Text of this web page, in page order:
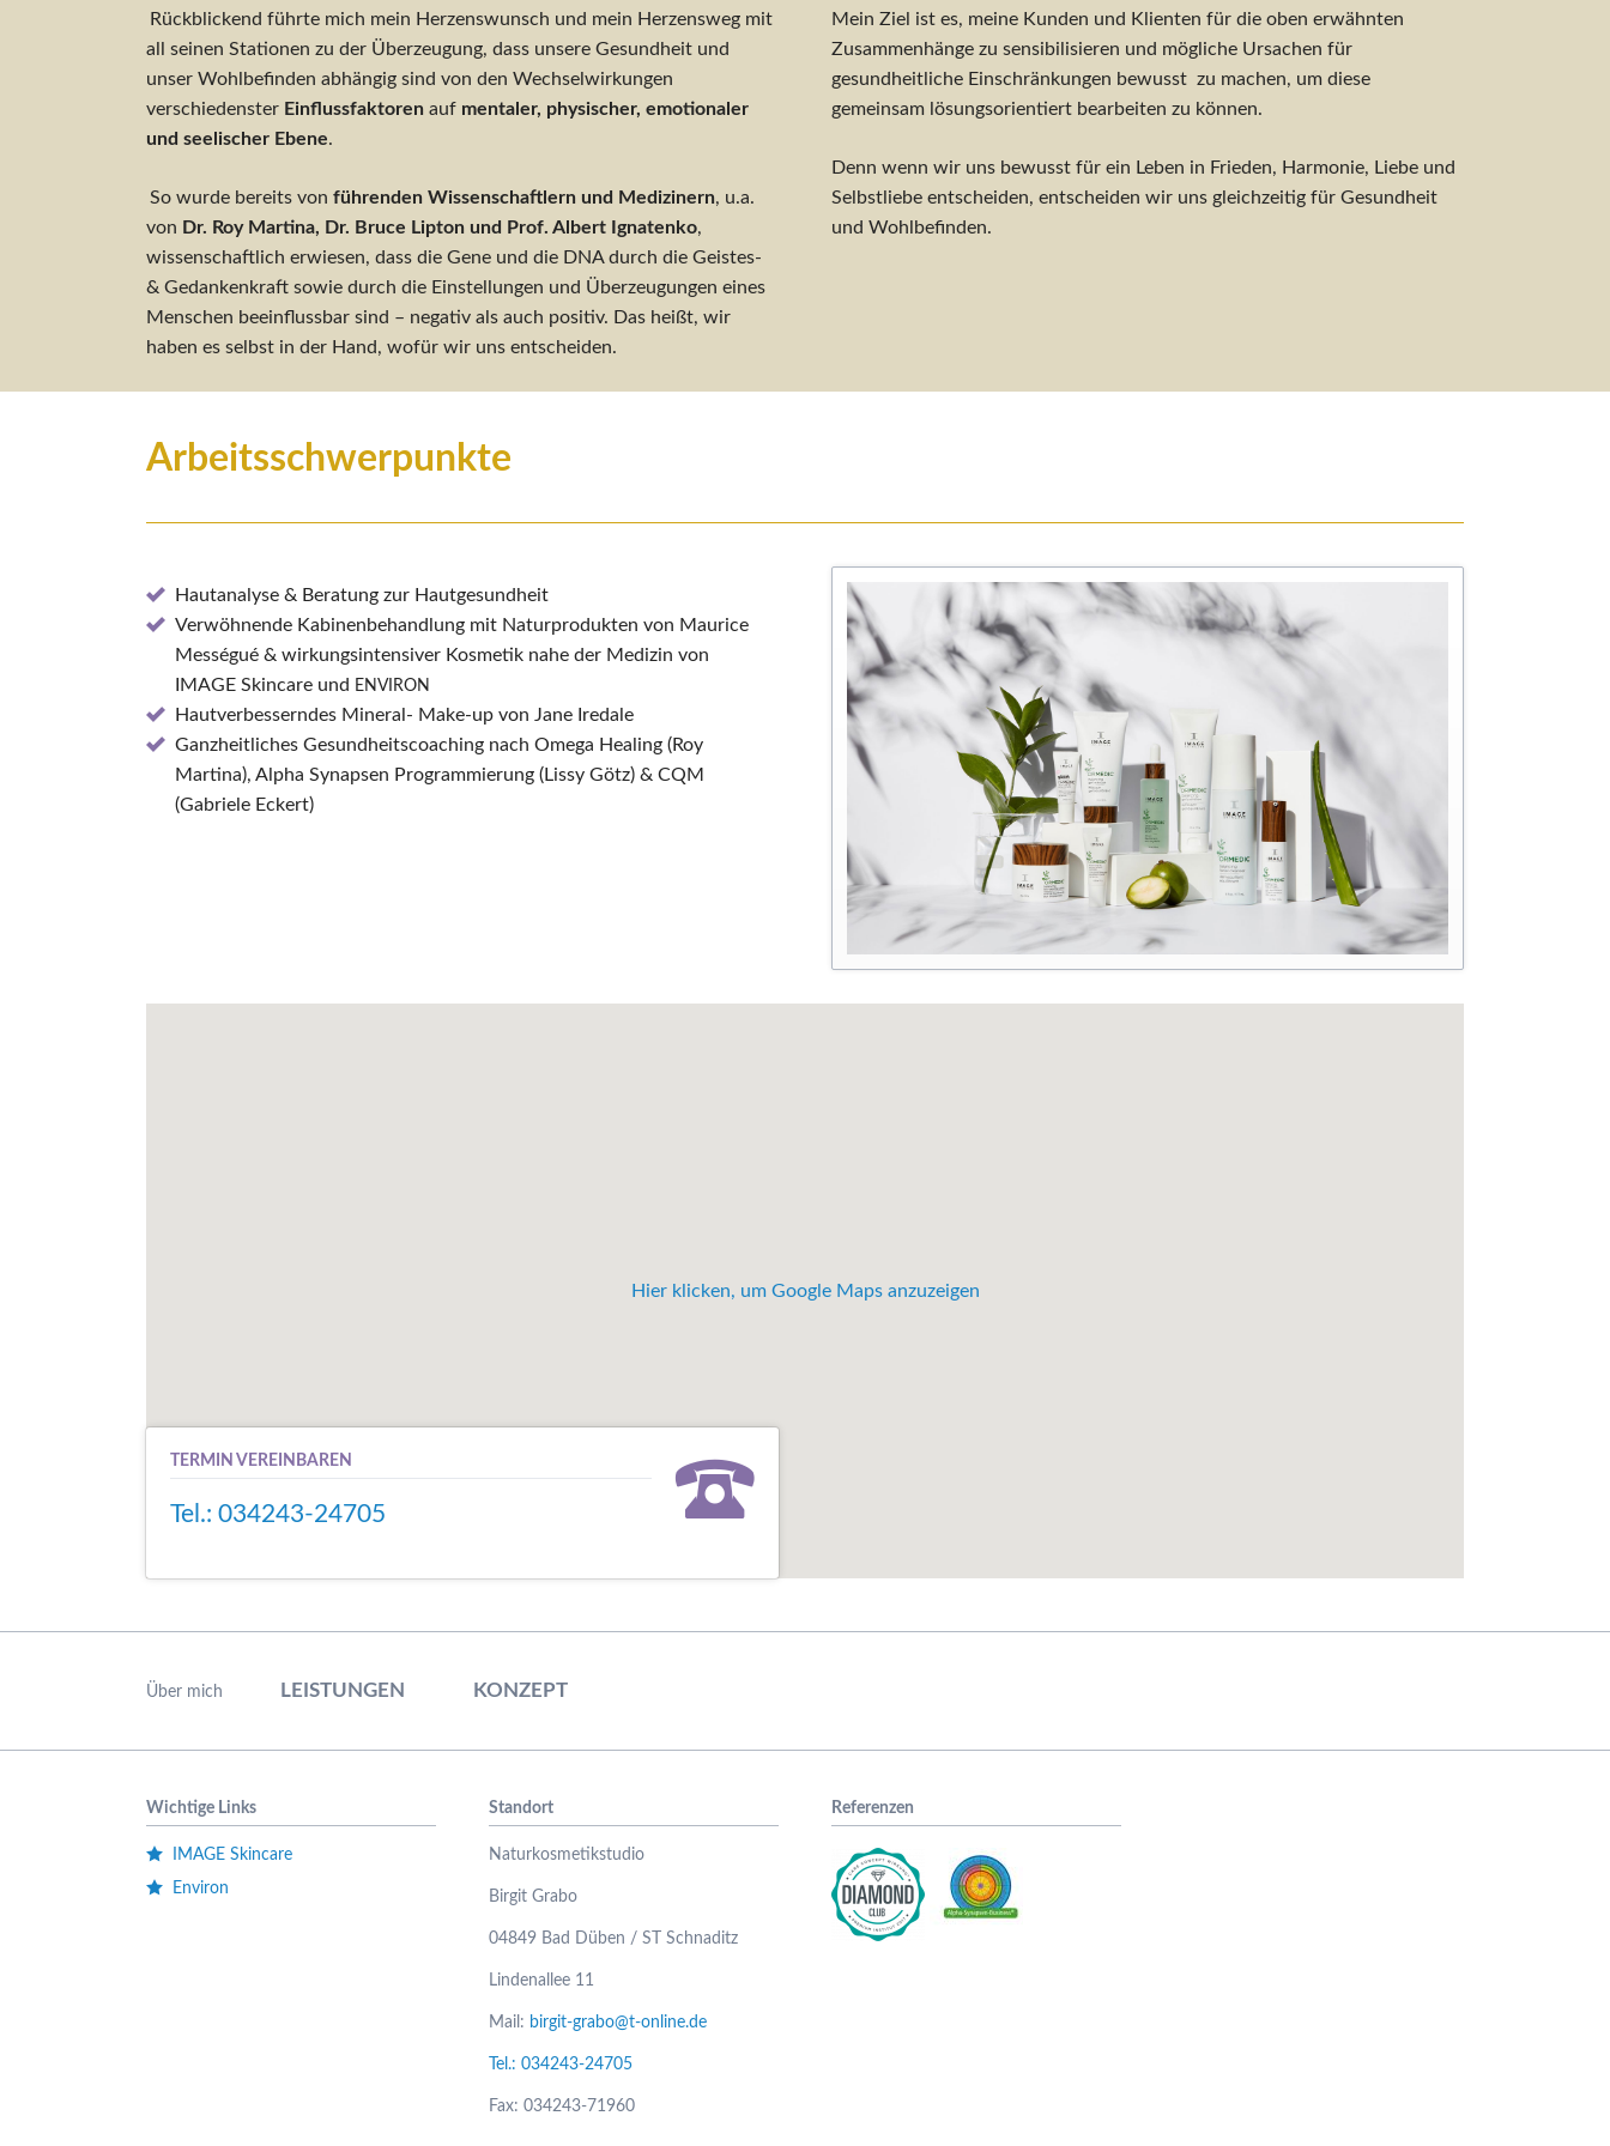
Rückblickend führte mich mein Herzenswunsch und mein Herzensweg mit
all seinen Stationen zu der Überzeugung, dass unsere Gesundheit und
unser Wohlbefinden abhängig sind von den Wechselwirkungen
verschiedenster Einflussfaktoren auf mentaler, physischer, emotionaler
und seelischer Ebene.
So wurde bereits von führenden Wissenschaftlern und Medizinern, u.a.
von Dr. Roy Martina, Dr. Bruce Lipton und Prof. Albert Ignatenko,
wissenschaftlich erwiesen, dass die Gene und die DNA durch die Geistes-
& Gedankenkraft sowie durch die Einstellungen und Überzeugungen eines
Menschen beeinflussbar sind – negativ als auch positiv. Das heißt, wir
haben es selbst in der Hand, wofür wir uns entscheiden.
Mein Ziel ist es, meine Kunden und Klienten für die oben erwähnten
Zusammenhänge zu sensibilisieren und mögliche Ursachen für
gesundheitliche Einschränkungen bewusst zu machen, um diese
gemeinsam lösungsorientiert bearbeiten zu können.
Denn wenn wir uns bewusst für ein Leben in Frieden, Harmonie, Liebe und
Selbstliebe entscheiden, entscheiden wir uns gleichzeitig für Gesundheit
und Wohlbefinden.
Arbeitsschwerpunkte
Hautanalyse & Beratung zur Hautgesundheit
Verwöhnende Kabinenbehandlung mit Naturprodukten von Maurice
Mességué & wirkungsintensiver Kosmetik nahe der Medizin von
IMAGE Skincare und ENVIRON
Hautverbesserndes Mineral- Make-up von Jane Iredale
Ganzheitliches Gesundheitscoaching nach Omega Healing (Roy
Martina), Alpha Synapsen Programmierung (Lissy Götz) & CQM
(Gabriele Eckert)
Hier klicken, um Google Maps anzuzeigen
TERMIN VEREINBAREN
Tel.: 034243-24705
Über mich
LEISTUNGEN KONZEPT
Wichtige Links
IMAGE Skincare
Environ
Standort
Naturkosmetikstudio
Birgit Grabo
04849 Bad Düben / ST Schnaditz
Lindenallee 11
Mail: birgit-grabo@t-online.de
Tel.: 034243-24705
Fax: 034243-71960
Referenzen